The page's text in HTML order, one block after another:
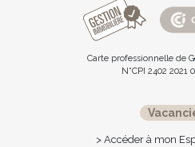
Carte professionnelle de
N°CPI 2402 2021
> Accéder à mon